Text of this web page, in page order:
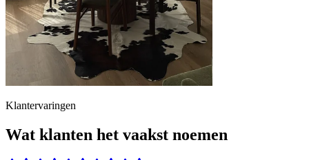
Klantervaringen
Wat klanten het vaakst noemen